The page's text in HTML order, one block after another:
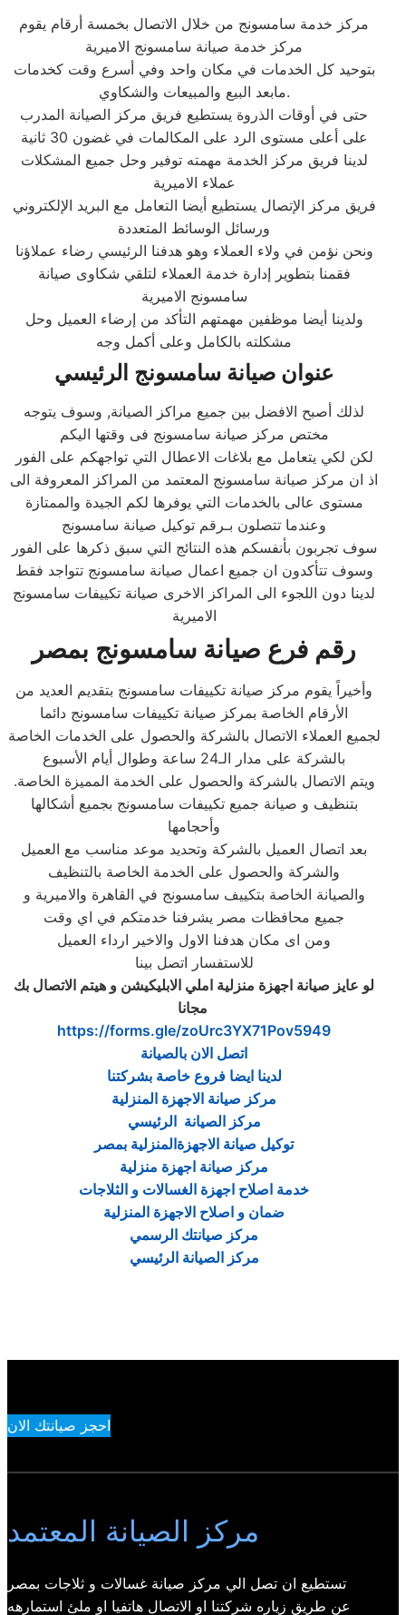
مركز خدمة سامسونج من خلال الاتصال بخمسة أرقام يقوم
مركز خدمة صيانة سامسونج الاميرية
بتوحيد كل الخدمات في مكان واحد وفي أسرع وقت كخدمات
مابعد البيع والمبيعات والشكاوي.
حتى في أوقات الذروة يستطيع فريق مركز الصيانة المدرب
على أعلى مستوى الرد على المكالمات في غضون 30 ثانية
لدينا فريق مركز الخدمة مهمته توفير وحل جميع المشكلات
عملاء الاميرية
فريق مركز الإتصال يستطيع أيضا التعامل مع البريد الإلكتروني
ورسائل الوسائط المتعددة
ونحن نؤمن في ولاء العملاء وهو هدفنا الرئيسي رضاء عملاؤنا
فقمنا بتطوير إدارة خدمة العملاء لتلقي شكاوى صيانة
سامسونج الاميرية
ولدينا أيضا موظفين مهمتهم التأكد من إرضاء العميل وحل
مشكلته بالكامل وعلى أكمل وجه
عنوان صيانة سامسونج الرئيسي
لذلك أصبح الافضل بين جميع مراكز الصيانة, وسوف يتوجه
مختص مركز صيانة سامسونج فى وقتها اليكم
لكن لكي يتعامل مع بلاغات الاعطال التي تواجهكم على الفور
اذ ان مركز صيانة سامسونج المعتمد من المراكز المعروفة الى
مستوى عالى بالخدمات التي يوفرها لكم الجيدة والممتازة
وعندما تتصلون بـرقم توكيل صيانة سامسونج
سوف تجربون بأنفسكم هذه النتائج التي سبق ذكرها على الفور
وسوف تتأكدون ان جميع اعمال صيانة سامسونج تتواجد فقط
لدينا دون اللجوء الى المراكز الاخرى صيانة تكييفات سامسونج
الاميرية
رقم فرع صيانة سامسونج بمصر
وأخيراً يقوم مركز صيانة تكييفات سامسونج بتقديم العديد من
الأرقام الخاصة بمركز صيانة تكييفات سامسونج دائما
لجميع العملاء الاتصال بالشركة والحصول على الخدمات الخاصة
بالشركة على مدار الـ24 ساعة وطوال أيام الأسبوع
.ويتم الاتصال بالشركة والحصول على الخدمة المميزة الخاصة
بتنظيف و صيانة جميع تكييفات سامسونج بجميع أشكالها
وأحجامها
بعد اتصال العميل بالشركة وتحديد موعد مناسب مع العميل
والشركة والحصول على الخدمة الخاصة بالتنظيف
والصيانة الخاصة بتكييف سامسونج في القاهرة والاميرية و
جميع محافظات مصر يشرفنا خدمتكم في اي وقت
ومن اى مكان هدفنا الاول والاخير ارداء العميل
للاستفسار اتصل بينا
لو عايز صيانة اجهزة منزلية املي الابليكيشن و هيتم الاتصال بك
مجانا
https://forms.gle/zoUrc3YX71Pov5949
اتصل الان بالصيانة
لدينا ايضا فروع خاصة بشركتنا
مركز صيانة الاجهزة المنزلية
مركز الصيانة الرئيسي
توكيل صيانة الاجهزةالمنزلية بمصر
مركز صيانة اجهزة منزلية
خدمة اصلاح اجهزة الغسالات و الثلاجات
ضمان و اصلاح الاجهزة المنزلية
مركز صيانتك الرسمي
مركز الصيانة الرئيسي
احجز صيانتك الان
مركز الصيانة المعتمد
تستطيع ان تصل الي مركز صيانة غسالات و ثلاجات بمصر
عن طريق زياره شركتنا او الاتصال هاتفيا او ملئ استمارهه